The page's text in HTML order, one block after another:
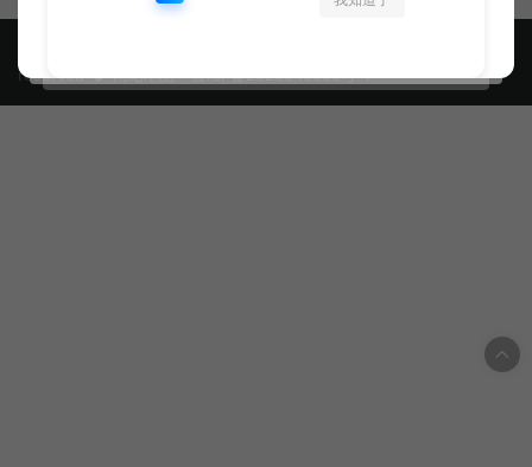
reserved
网站地图 鲁ICP备2020045669号-1